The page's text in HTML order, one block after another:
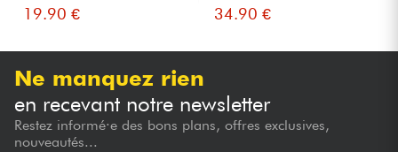
19.90 € 34.90 €
Ne manquez rien
en recevant notre newsletter
Restez informé·e des bons plans, offres exclusives,
nouveautés...